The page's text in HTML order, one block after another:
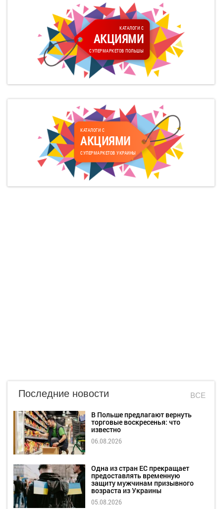
КАТАЛОГИ С
АКЦИЯМИ
СУПЕРМАРКЕТОВ ПОЛЬШЫ
КАТАЛОГИ С
АКЦИЯМИ
СУПЕРМАРКЕТОВ УКРАИНЫ
Последние новости ВСЕ
В Польше предлагают вернуть
торговые воскресенья: что
известно
06.08.2026
Одна из стран ЕС прекращает
предоставлять временную
защиту мужчинам призывного
возраста из Украины
05.08.2026